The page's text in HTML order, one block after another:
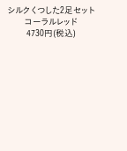
シルクくつした2足セット
コーラルレッド
4730円(税込)